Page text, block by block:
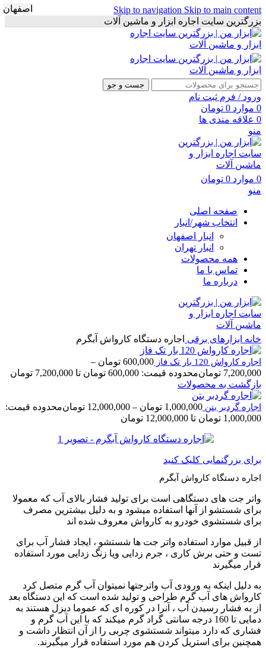
Skip to navigation Skip to main content
بزرگترین سایت اجاره ابزار و ماشین آلات
جست و جو
ورود / فرم ثبت نام
0 موارد 0 تومان
0 علاقه مندی ها
منو
0 موارد 0 تومان
منو
صفحه اصلی
انتخاب شهر/انبار
انبار اصفهان
انبار تهران
همه محصولات
تماس با ما
درباره ما
خانه ابزارهای برقی اجاره دستگاه کارواش آبگرم
اجاره کارواش 120 بار تک فاز 600,000 تومان –
7,200,000 تومانمحدوده قیمت: 600,000 تومان تا 7,200,000 تومان
بازگشت به محصولات
اجاره گردبر بتن 1,000,000 تومان –
12,000,000 تومانمحدوده قیمت:
1,000,000 تومان تا 12,000,000 تومان
اصفهان
برای بزرگنمایی کلیک کنید
اجاره دستگاه کارواش آبگرم
واتر جت های دستگاهی است برای تولید فشار بالای آب که معمولا
برای شستشو از آنها استفاده میشود و به دلیل بیشترین مصرف
برای شستشوی خودرو به کارواش معروف شده اند
از قبیل موارد استفاده واتر جت ها شستشو ، ایجاد فشار آب برای
تست و حتی برش کاری ، جرم زدایی ویا زنگ زدایی مورد استفاده
قرار میگیرند
به دلیل اینکه به ورودی آب واترجتها نمیتوان آب گرم متصل کرد
کارواش های آب گرم طراحی و تولید شده است که این دستگاه بعد
از به فشار رسیدن آب ، آنرا در کوره ای که عموما دیزل هستند به
دمایی تا 160 درجه سانتی گراد گرم میکند که با این آب گرم و
فشاری که دارد میتواند شستشوی چربی را از آن انتظار داشت و
همچنین برای استریل کردن هم مورد استفاده قرار میگیرند.